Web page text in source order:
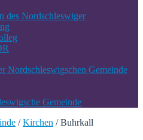
des Nordschleswiger
Nordschleswigschen Gemeinde
Gemeinde
/ Kirchen /Buhrkall